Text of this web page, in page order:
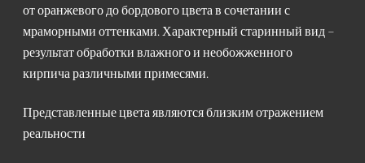
от оранжевого до бордового цвета в сочетании с
мраморными оттенками. Характерный старинный вид –
результат обработки влажного и необожженного
кирпича различными примесями.
Представленные цвета являются близким отражением
реальности